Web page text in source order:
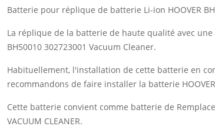
Batterie pour réplique de batterie Li-ion HOOVER
La réplique de la batterie de haute qualité avec
BH50010 302723001 Vacuum Cleaner.
Habituellement, l'installation de cette batterie en
recommandons de faire installer la batterie
Cette batterie convient comme batterie de
VACUUM CLEANER.